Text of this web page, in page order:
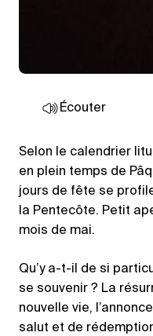
Écouter
Selon le calendrier
en plein temps de
jours de fête se
la Pentecôte. Petit
mois de mai.
Qu’y a-t-il de si
se souvenir ? La
nouvelle vie,
salut et de